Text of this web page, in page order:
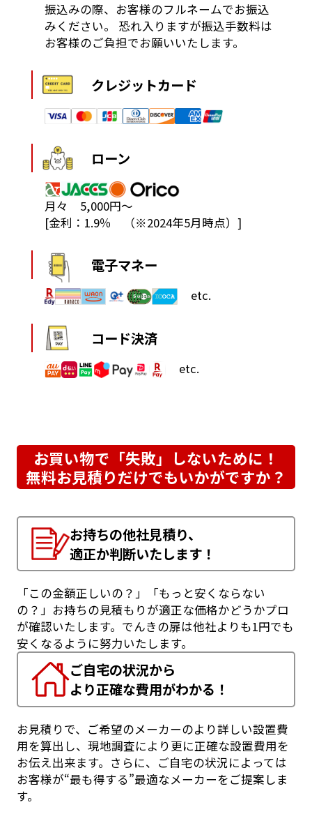
振込みの際、お客様のフルネームでお振込
みください。
恐れ入りますが振込手数料は
お客様のご負担でお願いいたします。
クレジットカード
ローン
月々 5,000円～
[金利：1.9％ （※2024年5月時点）]
電子マネー
etc.
コード決済
etc.
お買い物で「失敗」しないために！
無料お見積りだけでもいかがですか？
お持ちの他社見積り、
適正か判断いたします！
「この金額正しいの？」「もっと安くならない
の？」お持ちの見積もりが適正な価格かどうかプロ
が確認いたします。でんきの扉は他社よりも1円でも
安くなるように努力いたします。
ご自宅の状況から
より正確な費用がわかる！
お見積りで、ご希望のメーカーのより詳しい設置費
用を算出し、現地調査により更に正確な設置費用を
お伝え出来ます。さらに、ご自宅の状況によっては
お客様が“最も得する”最適なメーカーをご提案しま
す。